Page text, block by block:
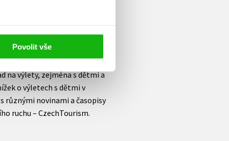
Povolit vše
řady knížek o cestování
Specialistka na domácí
na výlety, zejména s dětmi a
o výletech s dětmi v
různými novinami a časopisy
ruchu – CzechTourism.